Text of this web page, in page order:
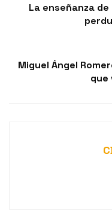
La enseñanza
Miguel Ángel
que